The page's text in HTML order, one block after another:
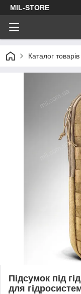
MIL-STORE
Каталог товарів
Підсумок під
для